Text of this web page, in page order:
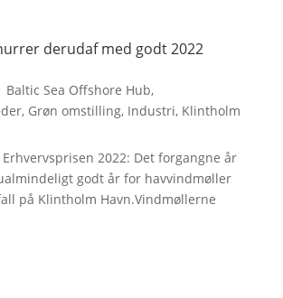
derudaf med godt 2022
Baltic Sea Offshore Hub,
, Grøn omstilling, Industri, Klintholm
2022: Det forgangne år
godt år for havvindmøller
på Klintholm Havn.Vindmøllerne